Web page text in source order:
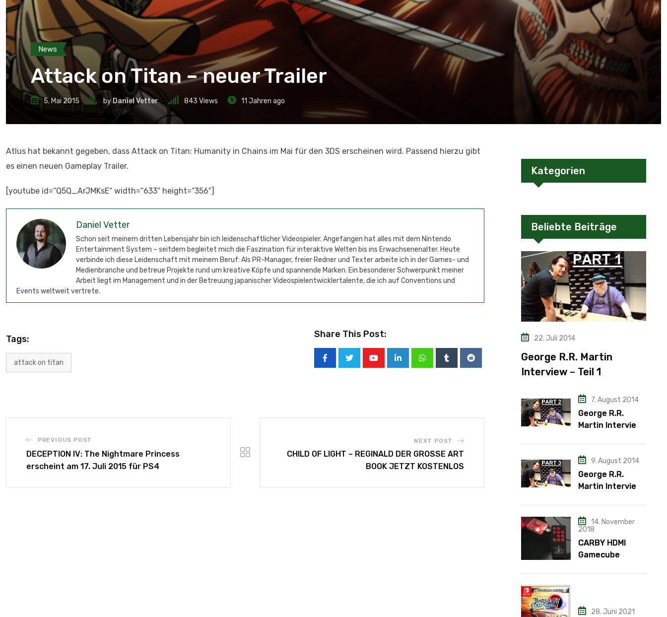
News
Attack on Titan – neuer Trailer
5. Mai 2015 by Daniel Vetter 843 Views 11 Jahren ago
Atlus hat bekannt gegeben, dass Attack on Titan: Humanity in Chains im Mai für den 3DS erscheinen wird. Passend hierzu gibt
es einen neuen Gameplay Trailer.
[youtube id=“Q5Q_ArJMKsE“ width=“633″ height=“356″]
Daniel Vetter
Schon seit meinem dritten Lebensjahr bin ich leidenschaftlicher Videospieler. Angefangen hat alles mit dem Nintendo
Entertainment System – seitdem begleitet mich die Faszination für interaktive Welten bis ins Erwachsenenalter. Heute
verbinde ich diese Leidenschaft mit meinem Beruf: Als PR-Manager, freier Redner und Texter arbeite ich in der Games- und
Medienbranche und betreue Projekte rund um kreative Köpfe und spannende Marken. Ein besonderer Schwerpunkt meiner
Arbeit liegt im Management und in der Betreuung japanischer Videospielentwicklertalente, die ich auf Conventions und
Events weltweit vertrete.
Tags:
attack on titan
Share This Post:
PREVIOUS POST
DECEPTION IV: The Nightmare Princess
erscheint am 17. Juli 2015 für PS4
NEXT POST
CHILD OF LIGHT – REGINALD DER GROSSE ART
BOOK JETZT KOSTENLOS
Kategorien
Beliebte Beiträge
22. Juli 2014
George R.R. Martin
Interview – Teil 1
7. August 2014
George R.R.
Martin Interview
9. August 2014
George R.R.
Martin Interview
14. November
2018
CARBY HDMI
Gamecube
28. Juni 2021